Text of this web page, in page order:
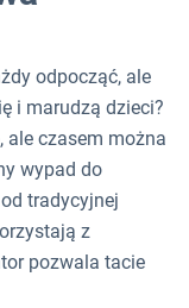
odpocząć, ale
i marudzą dzieci?
ale czasem można
wypad do
tradycyjnej
z
pozwala tacie